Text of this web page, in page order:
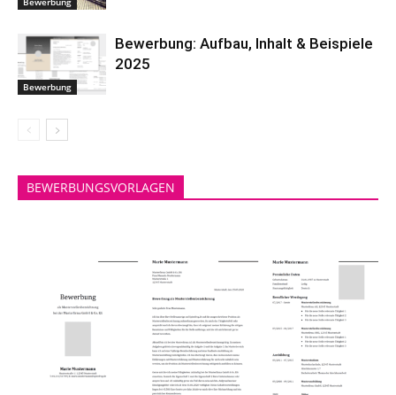
Bewerbung
Bewerbung: Aufbau, Inhalt & Beispiele
2025
BEWERBUNGSVORLAGEN